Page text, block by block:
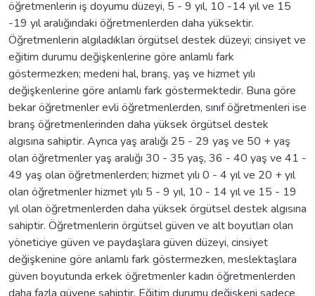
öğretmenlerin iş doyumu düzeyi, 5 - 9 yıl, 10 -14 yıl ve 15
-19 yıl aralığındaki öğretmenlerden daha yüksektir.
Öğretmenlerin algıladıkları örgütsel destek düzeyi; cinsiyet ve
eğitim durumu değişkenlerine göre anlamlı fark
göstermezken; medeni hal, branş, yaş ve hizmet yılı
değişkenlerine göre anlamlı fark göstermektedir. Buna göre
bekar öğretmenler evli öğretmenlerden, sınıf öğretmenleri ise
branş öğretmenlerinden daha yüksek örgütsel destek
algısına sahiptir. Ayrıca yaş aralığı 25 - 29 yaş ve 50 + yaş
olan öğretmenler yaş aralığı 30 - 35 yaş, 36 - 40 yaş ve 41 -
49 yaş olan öğretmenlerden; hizmet yılı 0 - 4 yıl ve 20 + yıl
olan öğretmenler hizmet yılı 5 - 9 yıl, 10 - 14 yıl ve 15 - 19
yıl olan öğretmenlerden daha yüksek örgütsel destek algısına
sahiptir. Öğretmenlerin örgütsel güven ve alt boyutları olan
yöneticiye güven ve paydaşlara güven düzeyi, cinsiyet
değişkenine göre anlamlı fark göstermezken, meslektaşlara
güven boyutunda erkek öğretmenler kadın öğretmenlerden